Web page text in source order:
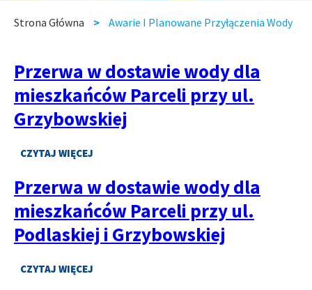
nawigacyjna
Strona Główna Awarie I Planowane Przyłączenia Wody
Przerwa w dostawie wody dla
mieszkańców Parceli przy ul.
Grzybowskiej
CZYTAJ WIĘCEJ
O
W
DOSTAWIE
WODY
DLA
MIESZKAŃCÓW
PRZY
Przerwa w dostawie wody dla
mieszkańców Parceli przy ul.
Podlaskiej i Grzybowskiej
CZYTAJ WIĘCEJ
O